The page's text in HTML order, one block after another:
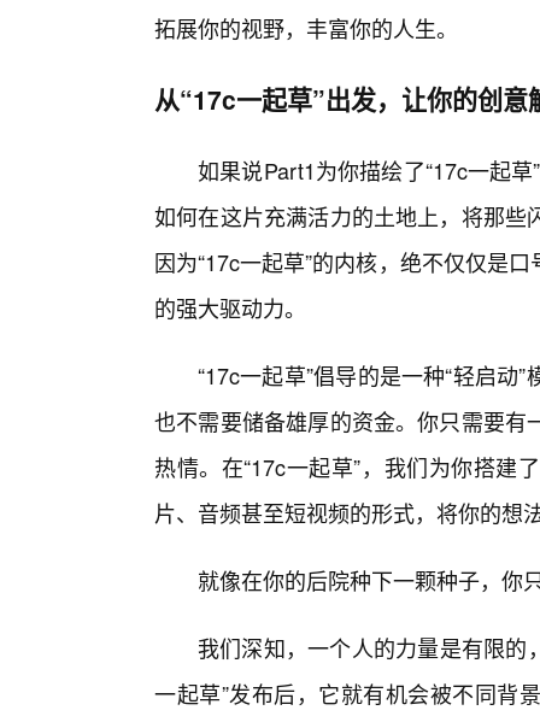
拓展你的视野，丰富你的人生。
从“17c一起草”出发，让你的创意
如果说Part1为你描绘了“17c一起
如何在这片充满活力的土地上，将那
因为“17c一起草”的内核，绝不仅仅是
的强大驱动力。
“17c一起草”倡导的是一种“轻启动
也不需要储备雄厚的资金。你只需要
热情。在“17c一起草”，我们为你搭建
片、音频甚至短视频的形式，将你的想
就像在你的后院种下一颗种子，你
我们深知，一个人的力量是有限的
一起草”发布后，它就有机会被不同背